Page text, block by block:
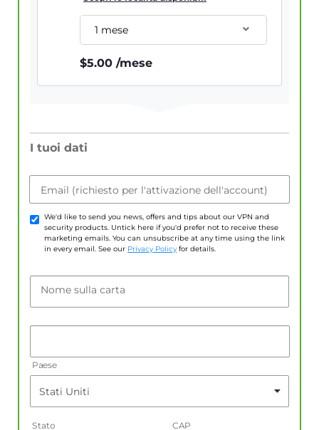
1 mese
$5.00 /mese
I tuoi dati
Email (richiesto per l'attivazione dell'account)
We'd like to send you news, offers and tips about our VPN and
security products. Untick here if you'd prefer not to receive these
marketing emails. You can unsubscribe at any time using the link
in every email. See our Privacy Policy for details.
Nome sulla carta
Paese
Stato CAP